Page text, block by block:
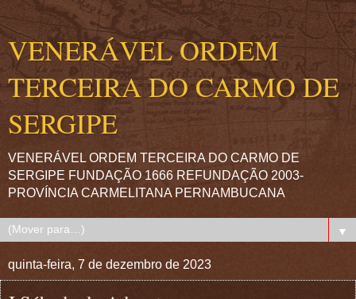
VENERÁVEL ORDEM
TERCEIRA DO CARMO DE
SERGIPE
VENERÁVEL ORDEM TERCEIRA DO CARMO DE
SERGIPE FUNDAÇÃO 1666 REFUNDAÇÃO 2003-
PROVÍNCIA CARMELITANA PERNAMBUCANA
▼
quinta-feira, 7 de dezembro de 2023